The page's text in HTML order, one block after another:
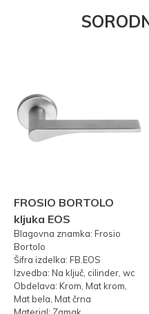
FROSIO BORTOLO
kljuka EOS
Blagovna znamka: Frosio
Bortolo
Šifra izdelka: FB.EOS
Izvedba: Na ključ, cilinder, wc
Obdelava: Krom, Mat krom,
Mat bela, Mat črna